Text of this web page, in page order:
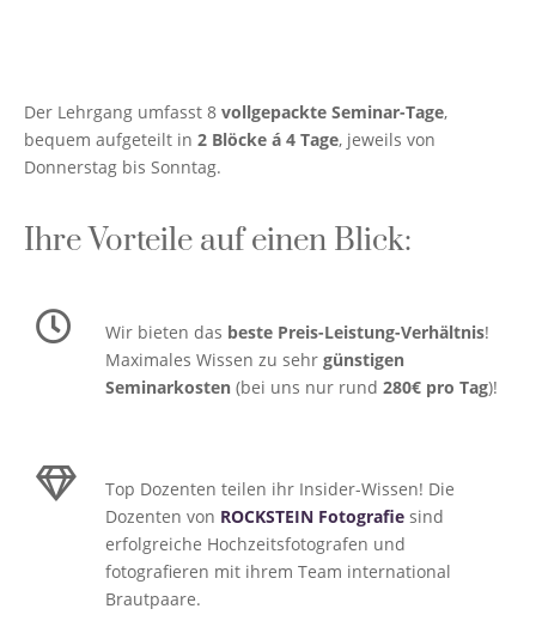
Der Lehrgang umfasst 8 vollgepackte Seminar-Tage,
bequem aufgeteilt in 2 Blöcke á 4 Tage, jeweils von
Donnerstag bis Sonntag.
Ihre Vorteile auf einen Blick:
Wir bieten das beste Preis-Leistung-Verhältnis!
Maximales Wissen zu sehrgünstigen
Seminarkosten (bei uns nur rund280€ pro Tag)!
Top Dozenten teilen ihr Insider-Wissen! Die
Dozenten von ROCKSTEIN Fotografie sind
erfolgreiche Hochzeitsfotografen und
fotografieren mit ihrem Team international
Brautpaare.